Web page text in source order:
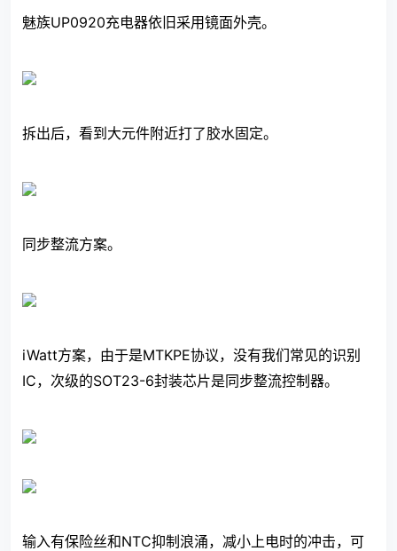
魅族UP0920充电器依旧采用镜面外壳。
拆出后，看到大元件附近打了胶水固定。
同步整流方案。
iWatt方案，由于是MTKPE协议，没有我们常见的识别
IC，次级的SOT23-6封装芯片是同步整流控制器。
输入有保险丝和NTC抑制浪涌，减小上电时的冲击，可